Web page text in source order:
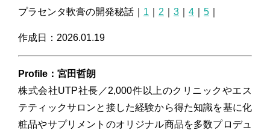
プラセンタ軟膏の開発秘話｜ 1 2 3 4 5
作成日：2026.01.19
Profile：宮田哲朗
株式会社UTP社長／2,000件以上のクリニックやエス
テティックサロンと接した経験から得た知識を基に化
粧品やサプリメントのオリジナル商品を多数プロデュ